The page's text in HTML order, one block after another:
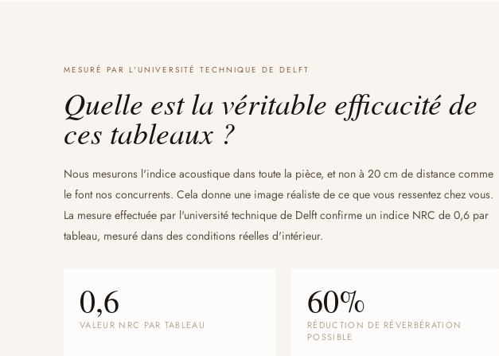
MESURÉ PAR L'UNIVERSITÉ TECHNIQUE DE DELFT
Quelle est la véritable efficacité de
ces tableaux ?
Nous mesurons l'indice acoustique dans toute la pièce, et non à 20 cm de distance comme
le font nos concurrents. Cela donne une image réaliste de ce que vous ressentez chez vous.
La mesure effectuée par l'université technique de Delft confirme un indice NRC de 0,6 par
tableau, mesuré dans des conditions réelles d'intérieur.
0,6
VALEUR NRC PAR TABLEAU
60%
RÉDUCTION DE RÉVERBÉRATION
POSSIBLE